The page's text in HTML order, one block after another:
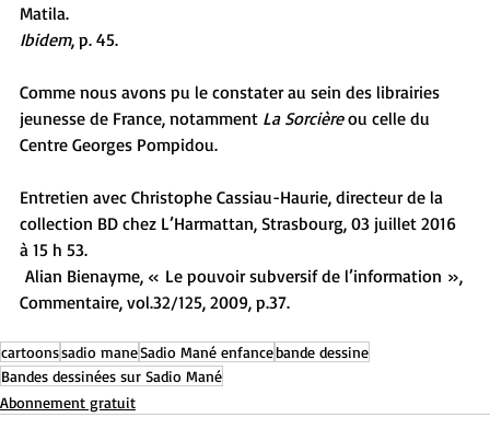
Matila.
Ibidem, p. 45.
Comme nous avons pu le constater au sein des librairies
jeunesse de France, notamment La Sorcière ou celle du
Centre Georges Pompidou.
Entretien avec Christophe Cassiau-Haurie, directeur de la
collection BD chez L’Harmattan, Strasbourg, 03 juillet 2016
à 15 h 53.
Alian Bienayme, « Le pouvoir subversif de l’information »,
Commentaire, vol.32/125, 2009, p.37.
cartoonssadio maneSadio Mané enfancebande dessine
Bandes dessinées sur Sadio Mané
Abonnement gratuit